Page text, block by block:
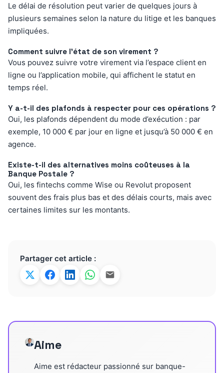
Le délai de résolution peut varier de quelques jours à
plusieurs semaines selon la nature du litige et les banques
impliquées.
Comment suivre l’état de son virement ?
Vous pouvez suivre votre virement via l’espace client en
ligne ou l’application mobile, qui affichent le statut en
temps réel.
Y a-t-il des plafonds à respecter pour ces opérations ?
Oui, les plafonds dépendent du mode d’exécution : par
exemple, 10 000 € par jour en ligne et jusqu’à 50 000 € en
agence.
Existe-t-il des alternatives moins coûteuses à la
Banque Postale ?
Oui, les fintechs comme Wise ou Revolut proposent
souvent des frais plus bas et des délais courts, mais avec
certaines limites sur les montants.
Partager cet article :
Aime
Aime est rédacteur passionné sur banque-